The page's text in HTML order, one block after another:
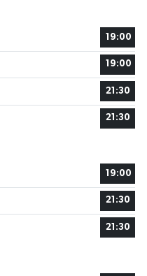
19:00
19:00
21:30
21:30
19:00
21:30
21:30